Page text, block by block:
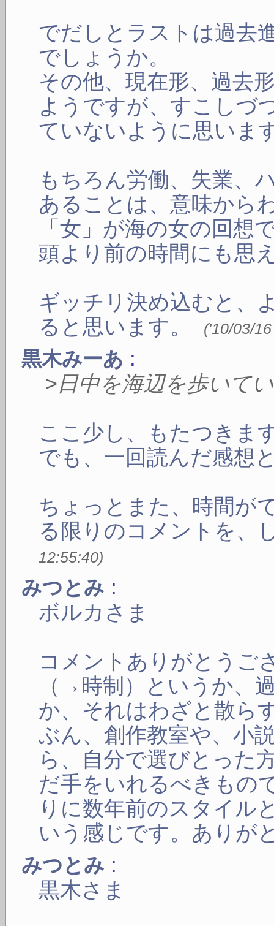
でだしとラストは過去
でしょうか。
その他、現在形、過去
ようですが、すこしづ
ていないように思いま
もちろん労働、失業、
あることは、意味から
「女」が海の女の回想
頭より前の時間にも思
ギッチリ決め込むと、
ると思います。
('10/03/
黒木みーあ :
>日中を海辺を歩いて
ここ少し、もたつきま
でも、一回読んだ感想
ちょっとまた、時間が
る限りのコメントを、
12:55:40)
みつとみ :
ボルカさま
コメントありがとうご
（→時制）というか、
か、それはわざと散ら
ぶん、創作教室や、小
ら、自分で選びとった
だ手をいれるべきもの
りに数年前のスタイル
いう感じです。ありが
みつとみ :
黒木さま